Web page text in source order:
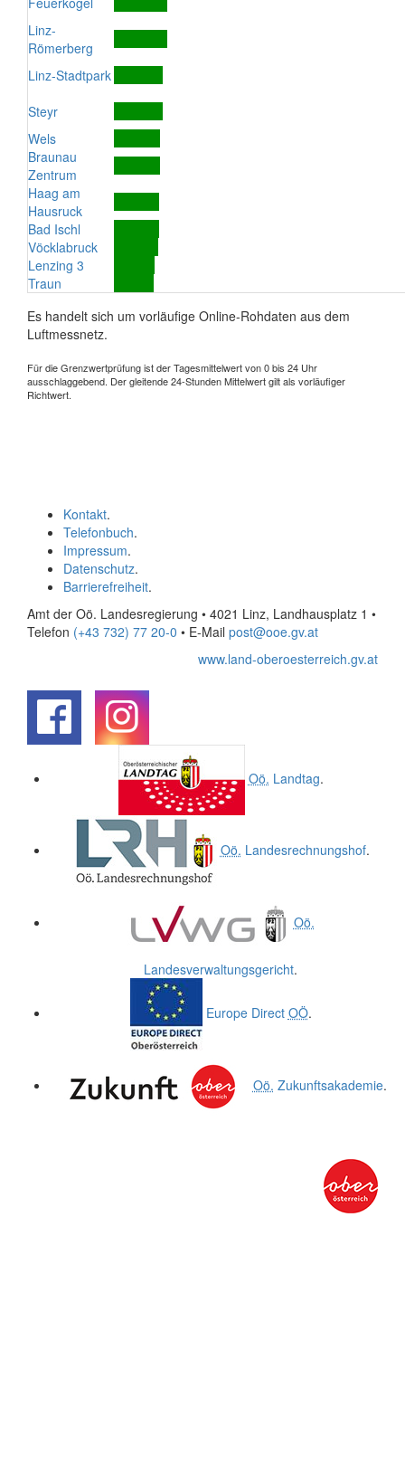
Linz-
Römerberg
Linz-Stadtpark
Steyr
Wels
Braunau
Zentrum
Haag am
Hausruck
Bad Ischl
Vöcklabruck
Lenzing 3
Traun
Es handelt sich um vorläufige Online-Rohdaten aus dem
Luftmessnetz.
Für die Grenzwertprüfung ist der Tagesmittelwert von 0 bis 24 Uhr
ausschlaggebend. Der gleitende 24-Stunden Mittelwert gilt als vorläufiger
Richtwert.
Kontakt.
Telefonbuch.
Impressum.
Datenschutz.
Barrierefreiheit.
Amt der Oö. Landesregierung • 4021 Linz, Landhausplatz 1 •
Telefon (+43 732) 77 20-0 • E-Mail post@ooe.gv.at
www.land-oberoesterreich.gv.at
Oö. Landtag.
Oö. Landesrechnungshof.
Oö.
Landesverwaltungsgericht.
Europe Direct OÖ.
Oö. Zukunftsakademie.